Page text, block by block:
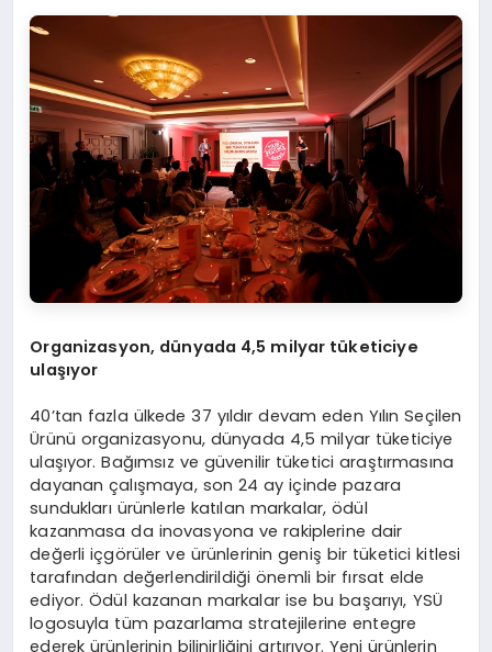
Organizasyon, dünyada 4,5 milyar tüketiciye
ulaşıyor
40’tan fazla ülkede 37 yıldır devam eden Yılın Seçilen
Ürünü organizasyonu, dünyada 4,5 milyar tüketiciye
ulaşıyor. Bağımsız ve güvenilir tüketici araştırmasına
dayanan çalışmaya, son 24 ay içinde pazara
sundukları ürünlerle katılan markalar, ödül
kazanmasa da inovasyona ve rakiplerine dair
değerli içgörüler ve ürünlerinin geniş bir tüketici kitlesi
tarafından değerlendirildiği önemli bir fırsat elde
ediyor. Ödül kazanan markalar ise bu başarıyı, YSÜ
logosuyla tüm pazarlama stratejilerine entegre
ederek ürünlerinin bilinirliğini artırıyor. Yeni ürünlerin